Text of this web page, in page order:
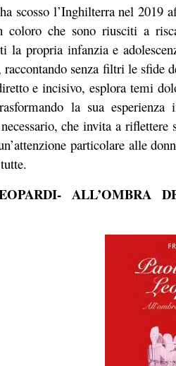
scosso l’Inghilterra nel 2019
coloro che sono riusciti a
la propria infanzia e
senza filtri le sfide
e incisivo, esplora temi
la sua
che invita a
particolare alle
ALL’OMBRA